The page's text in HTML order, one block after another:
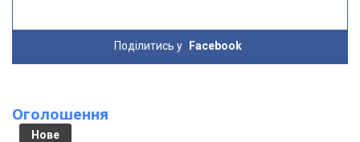
Поділитись у Facebook
Оголошення
Нове